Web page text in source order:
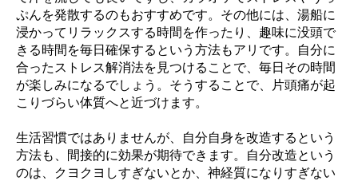
ぷんを発散するのもおすすめです。その他には、湯船に
浸かってリラックスする時間を作ったり、趣味に没頭で
きる時間を毎日確保するという方法もアリです。自分に
合ったストレス解消法を見つけることで、毎日その時間
が楽しみになるでしょう。そうすることで、片頭痛が起
こりづらい体質へと近づけます。
生活習慣ではありませんが、自分自身を改造するという
方法も、間接的に効果が期待できます。自分改造という
のは、クヨクヨしすぎないとか、神経質になりすぎない